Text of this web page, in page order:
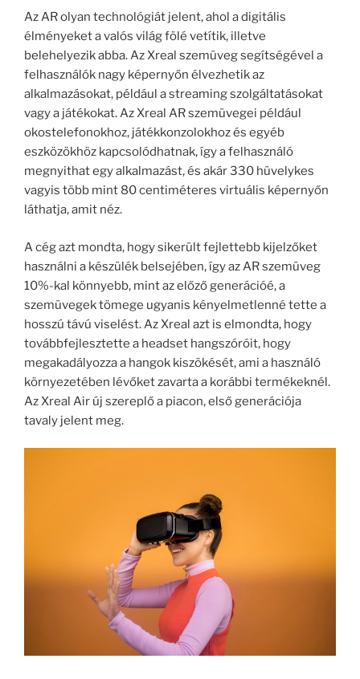
Az AR olyan technológiát jelent, ahol a digitális
élményeket a valós világ fölé vetítik, illetve
belehelyezik abba. Az Xreal szemüveg segítségével a
felhasználók nagy képernyőn élvezhetik az
alkalmazásokat, például a streaming szolgáltatásokat
vagy a játékokat. Az Xreal AR szemüvegei például
okostelefonokhoz, játékkonzolokhoz és egyéb
eszközökhöz kapcsolódhatnak, így a felhasználó
megnyithat egy alkalmazást, és akár 330 hüvelykes
vagyis több mint 80 centiméteres virtuális képernyőn
láthatja, amit néz.
A cég azt mondta, hogy sikerült fejlettebb kijelzőket
használni a készülék belsejében, így az AR szemüveg
10%-kal könnyebb, mint az előző generációé, a
szemüvegek tömege ugyanis kényelmetlenné tette a
hosszú távú viselést. Az Xreal azt is elmondta, hogy
továbbfejlesztette a headset hangszóróit, hogy
megakadályozza a hangok kiszökését, ami a használó
környezetében lévőket zavarta a korábbi termékeknél.
Az Xreal Air új szereplő a piacon, első generációja
tavaly jelent meg.